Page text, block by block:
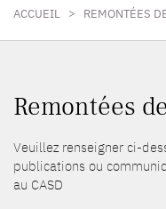
ACCUEIL > REMONTÉES
Remontées
Veuillez renseigner ci-
publications ou
au CASD